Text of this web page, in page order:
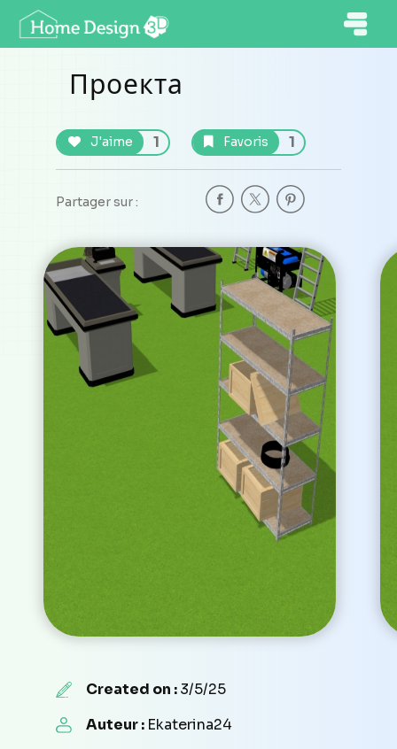
Проекта
J'aime 1 Favoris 1
Partager sur :
Created on :3/5/25
Auteur : Ekaterina24